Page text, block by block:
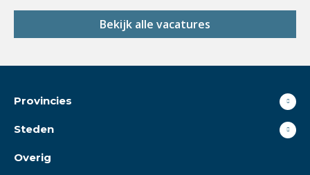
Bekijk alle vacatures
Provincies
Steden
Overig